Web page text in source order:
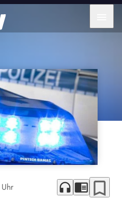
headphones chrome_reader_mode bookmark_border